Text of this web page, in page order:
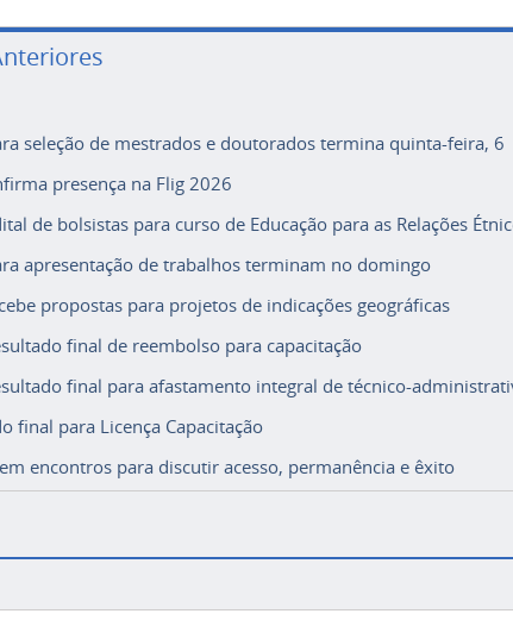
seleção de mestrados e doutorados termina quinta-feira, 6
presença na Flig 2026
de bolsistas para curso de Educação para as Relações
apresentação de trabalhos terminam no domingo
propostas para projetos de indicações geográficas
final de reembolso para capacitação
final para afastamento integral de técnico-
final para Licença Capacitação
encontros para discutir acesso, permanência e êxito